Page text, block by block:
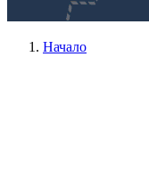
Начало